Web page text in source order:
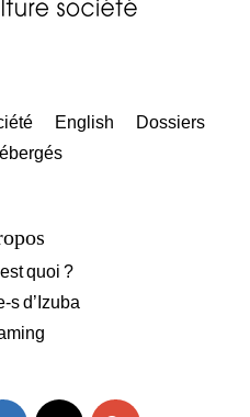
English
Dossiers
quoi ?
s d’Izuba